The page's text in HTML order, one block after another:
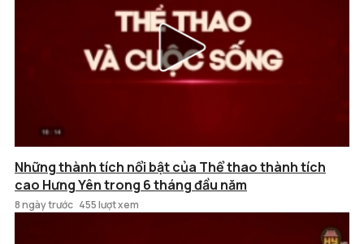
Những thành tích nổi bật của Thể thao thành tích
cao Hưng Yên trong 6 tháng đầu năm
8 ngày trước 455 lượt xem